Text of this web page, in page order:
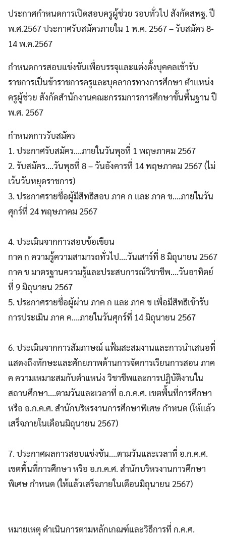
ประกาศกำหนดการเปิดสอบครูผู้ช่วย รอบทั่วไป สังกัดสพฐ. ปี
พ.ศ.2567 ประกาศรับสมัครภายใน 1 พ.ค. 2567 – รับสมัคร 8-
14 พ.ค.2567
กำหนดการสอบแข่งขันเพื่อบรรจุและแต่งตั้งบุคคลเข้ารับ
ราชการเป็นข้าราชการครูและบุคลากรทางการศึกษา ตำแหน่ง
ครูผู้ช่วย สังกัดสำนักงานคณะกรรมการการศึกษาขั้นพื้นฐาน ปี
พ.ศ. 2567
กำหนดการรับสมัคร
1. ประกาศรับสมัคร….ภายในวันพุธที่ 1 พฤษภาคม 2567
2. รับสมัคร….วันพุธที่ 8 – วันอังคารที่ 14 พฤษภาคม 2567 (ไม่
เว้นวันหยุดราชการ)
3. ประกาศรายชื่อผู้มีสิทธิสอบ ภาค ก และ ภาค ข….ภายในวัน
ศุกร์ที่ 24 พฤษภาคม 2567
4. ประเมินจากการสอบข้อเขียน
กาค ก ความรู้ความสามารถทั่วไป….วันเสาร์ที่ 8 มิถุนายน 2567
กาค ข มาตรฐานความรู้และประสบการณ์วิชาชีพ….วันอาทิตย์
ที่ 9 มิถุนายน 2567
5. ประกาศรายชื่อผู้ผ่าน ภาค ก และ ภาค ข เพื่อมีสิทธิเข้ารับ
การประเมิน ภาค ค….ภายในวันศุกร์ที่ 14 มิถุนายน 2567
6. ประเมินจากการสัมภาษณ์ แฟ้มสะสมงานและการนำเสนอที่
แสดงถึงทักษะและศักยภาพด้านการจัดการเรียนการสอน ภาค
ค ความเหมาะสมกับตำแหน่ง วิชาชีพและการปฏิบัติงานใน
สถานศึกษา….ตามวันและเวลาที่ อ.ก.ค.ศ. เขตพื้นที่การศึกษา
หรือ อ.ก.ค.ศ. สำนักบริหรงานการศึกษาพิเศษ กำหนด (ให้แล้ว
เสร็จภายในเดือนมิถุนายน 2567)
7. ประกาศผลการสอบแข่งขัน….ตามวันและเวลาที่ อ.ก.ค.ศ.
เขตพื้นที่การศึกษา หรือ อ.ก.ค.ศ. สำนักบริหรงานการศึกษา
พิเศษ กำหนด (ให้แล้วเสร็จภายในเดือนมิถุนายน 2567)
หมายเหตุ ดำเนินการตามหลักเกณฑ์และวิธีการที่ ก.ค.ศ.